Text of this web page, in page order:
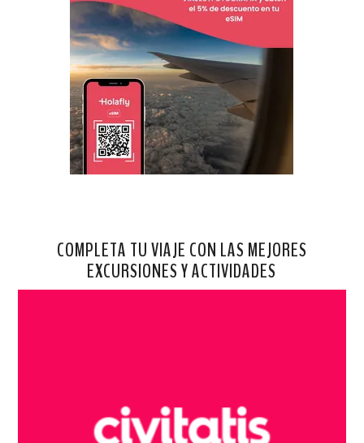
COMPLETA TU VIAJE CON LAS MEJORES
EXCURSIONES Y ACTIVIDADES